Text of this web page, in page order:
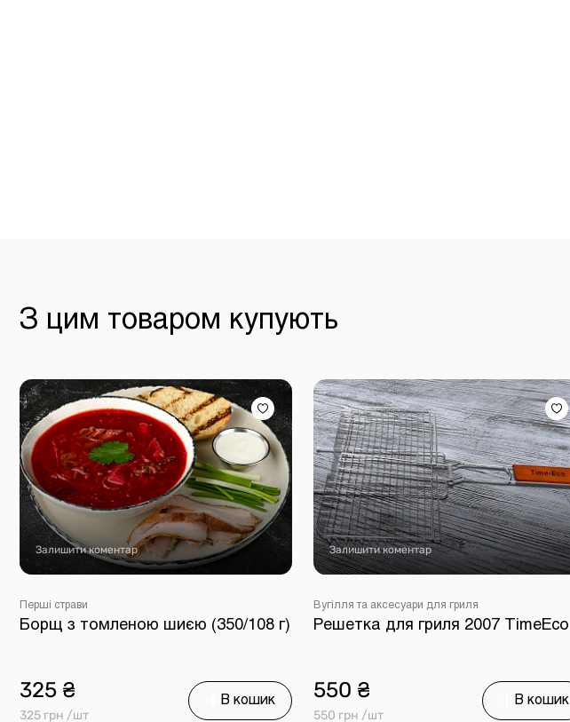
З цим товаром купують
Залишити коментар
Перші страви
Борщ з томленою шиєю (350/108 г)
325 ₴
325 грн /шт
В кошик
Залишити коментар
Вугілля та аксесуари для гриля
Решетка для гриля 2007 TimeEco
550 ₴
550 грн /шт
В кошик